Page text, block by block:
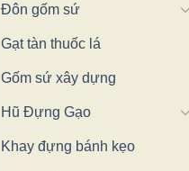
Đôn gốm sứ
Gạt tàn thuốc lá
Gốm sứ xây dựng
Hũ Đựng Gạo
Khay đựng bánh kẹo